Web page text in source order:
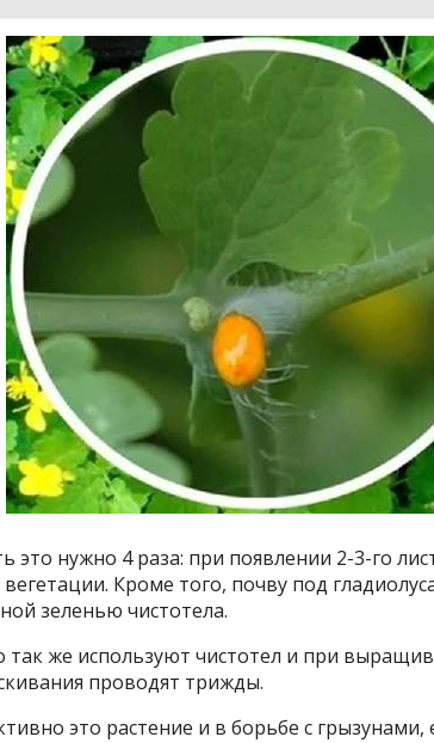
это нужно 4 раза: при появлении 2-3-го
вегетации. Кроме того, почву под
зеленью чистотела.
так же используют чистотел и при
проводят трижды.
это растение и в борьбе с